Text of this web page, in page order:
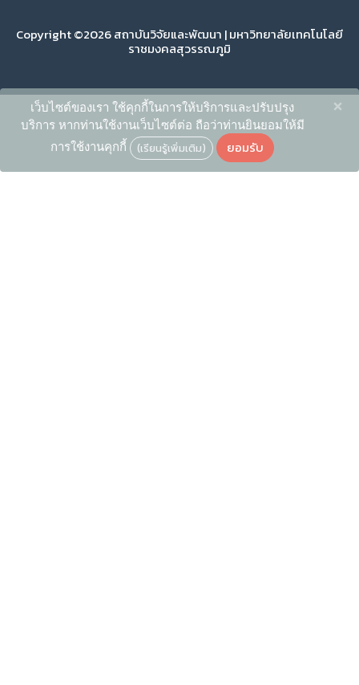
Copyright ©2026 สถาบันวิจัยและพัฒนา | มหาวิทยาลัยเทคโนโลยี
ราชมงคลสุวรรณภูมิ
เว็บไซต์ของเรา ใช้คุกกี้ในการให้บริการและปรับปรุง
บริการ หากท่านใช้งานเว็บไซต์ต่อ ถือว่าท่านยินยอมให้มี
การใช้งานคุกกี้ (เรียนรู้เพิ่มเติม) ยอมรับ
×